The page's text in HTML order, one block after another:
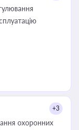
+3
охоронних